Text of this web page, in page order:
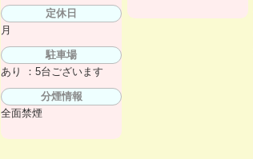
定休日
月
駐車場
あり ：5台ございます
分煙情報
全面禁煙